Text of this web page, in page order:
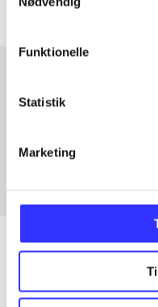
Funktionelle
Statistik
Marketing
Artikler med
Artikler